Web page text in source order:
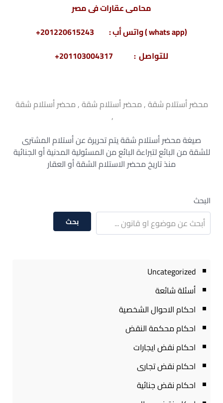
محامى عقارات فى مصر
(whats app ) واتس أب : 201220615243+
للتواصل : 201103004317+
محضر أستلام شقة ,محضر أستلام شقة, محضر أستلام شقة
,
صيغة محضر أستلام شقة يتم تحريرة عن أستلام المشترى
للشقة من البائع لتبراءة البائع من المسئولية المدنية أو الجنائية
منذ تاريخ محضر الاستلام الشقة أو العقار
البحث
بحث
Uncategorized
أسئلة شائعة
احكام الاحوال الشخصية
احكام محكمة النقض
احكام نقض ايجارات
احكام نقض تجارى
احكام نقض جنائية